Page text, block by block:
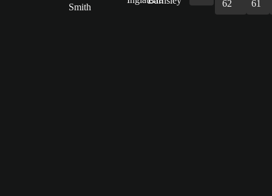
Smith
62
61